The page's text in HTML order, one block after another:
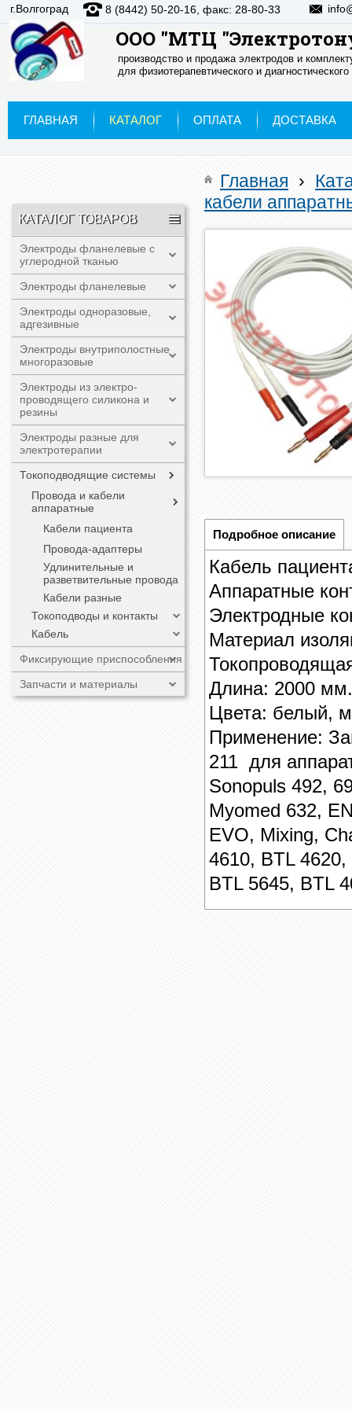
ООО "МТЦ
производство и продажа электродов и
для физиотерапевтического и
г.Волгоград 8 (8442) 50-20-16, факс: 28-80-33
ГЛАВНАЯ КАТАЛОГ ОПЛАТА ДОСТАВКА
КАТАЛОГ ТОВАРОВ
Электроды фланелевые с
углеродной тканью
Электроды фланелевые
Электроды одноразовые,
адгезивные
Электроды внутриполостные
многоразовые
Электроды из электро-
проводящего силикона и
резины
Электроды разные для
электротерапии
Токоподводящие системы
Провода и кабели
аппаратные
Кабели пациента
Провода-адаптеры
Удлинительные и
разветвительные провода
Кабели разные
Токоподводы и контакты
Кабель
Фиксирующие приспособления
Запчасти и материалы
Главная ›
кабели
Подробное описание
Кабель
Аппаратные
Электродные
Материал
Длина: 2000
Цвета: белый,
Применение:
211 для
Sonopuls 492,
Myomed 632,
EVO, Mixing,
4610, BTL
BTL 5645, BTL